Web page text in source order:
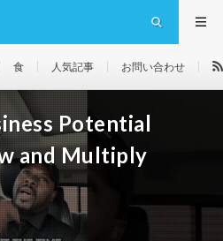
食 人気記事 お問い合わせ
Potential
and Multiply